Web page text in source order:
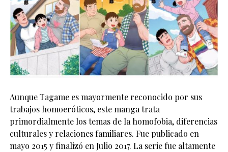
Aunque Tagame es mayormente reconocido por sus
trabajos homoeróticos, este manga trata
primordialmente los temas de la homofobia, diferencias
culturales y relaciones familiares. Fue publicado en
mayo 2015 y finalizó en Julio 2017. La serie fue altamente